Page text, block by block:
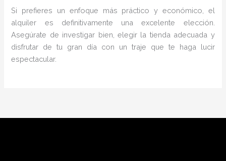
Si prefieres un enfoque más práctico y económico, el
alquiler es definitivamente una excelente elección.
Asegúrate de investigar bien, elegir la tienda adecuada y
disfrutar de tu gran día con un traje que te haga lucir
espectacular.